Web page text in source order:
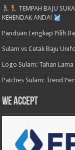
TEMPAH BAJU
KEHENDAK ANDA!
Panduan Lengkap Pilih
Sulam vs Cetak Baju
Logo Sulam: Tahan
Patches Sulam: Trend
We accept